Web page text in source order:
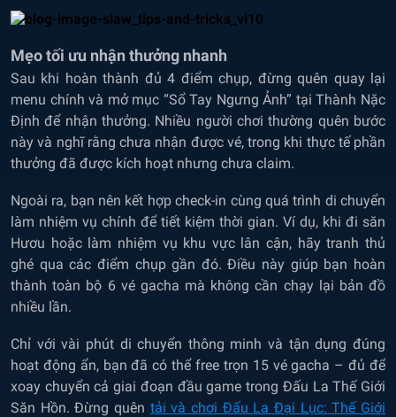
Mẹo tối ưu nhận thưởng nhanh
Sau khi hoàn thành đủ 4 điểm chụp, đừng quên quay lại
menu chính và mở mục “Sổ Tay Ngưng Ảnh” tại Thành Nặc
Định để nhận thưởng. Nhiều người chơi thường quên bước
này và nghĩ rằng chưa nhận được vé, trong khi thực tế phần
thưởng đã được kích hoạt nhưng chưa claim.
Ngoài ra, bạn nên kết hợp check-in cùng quá trình di chuyển
làm nhiệm vụ chính để tiết kiệm thời gian. Ví dụ, khi đi săn
Hươu hoặc làm nhiệm vụ khu vực lân cận, hãy tranh thủ
ghé qua các điểm chụp gần đó. Điều này giúp bạn hoàn
thành toàn bộ 6 vé gacha mà không cần chạy lại bản đồ
nhiều lần.
Chỉ với vài phút di chuyển thông minh và tận dụng đúng
hoạt động ẩn, bạn đã có thể free trọn 15 vé gacha – đủ để
xoay chuyển cả giai đoạn đầu game trong Đấu La Thế Giới
Săn Hồn. Đừng quên tải và chơi Đấu La Đại Lục: Thế Giới